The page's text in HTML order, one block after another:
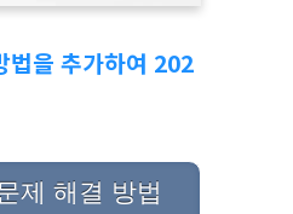
법을 추가하여 202
제 해결 방법